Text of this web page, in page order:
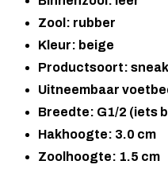
Zool: rubber
Kleur: beige
Productsoort:
Uitneembaar
Breedte: G1/2 (iets
Hakhoogte: 3.0 cm
Zoolhoogte: 1.5 cm